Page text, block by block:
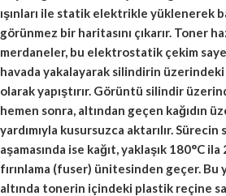
ışınları ile statik elektrikle yüklenerek
görünmez bir haritasını çıkarır. Toner
merdaneler, bu elektrostatik çekim
havada yakalayarak silindirin
olarak yapıştırır. Görüntü silindir
hemen sonra, altından geçen kağıdın
yardımıyla kusursuzca aktarılır.
aşamasında ise kağıt, yaklaşık 180°C ila
fırınlama (fuser) ünitesinden geçer. Bu
altında tonerin içindeki plastik reçine